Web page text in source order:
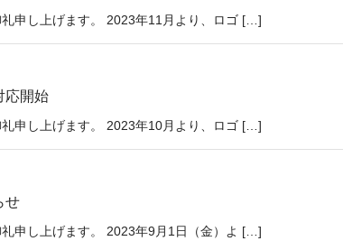
申し上げます。 2023年11月より、ロゴ […]
応開始
申し上げます。 2023年10月より、ロゴ […]
せ
申し上げます。 2023年9月1日（金）よ […]